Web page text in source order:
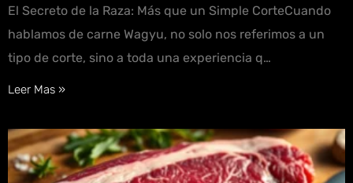
El Secreto de la Raza: Más que un Simple CorteCuando
hablamos de carne Wagyu, no solo nos referimos a un
tipo de corte, sino a toda una experiencia q…
Leer Mas »